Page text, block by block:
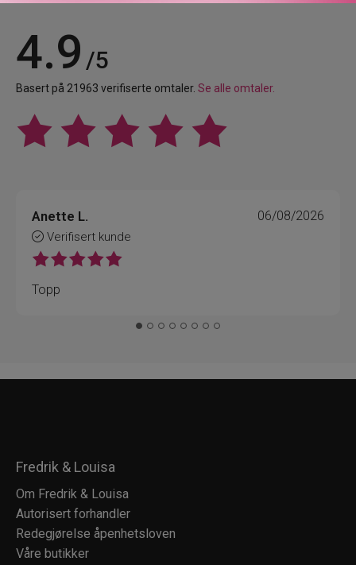
4.9 /5
Basert på 21963 verifiserte omtaler. Se alle omtaler.
Anette L.
Verifisert kunde
06/08/2026
Topp
Fredrik & Louisa
Om Fredrik & Louisa
Autorisert forhandler
Redegjørelse åpenhetsloven
Våre butikker